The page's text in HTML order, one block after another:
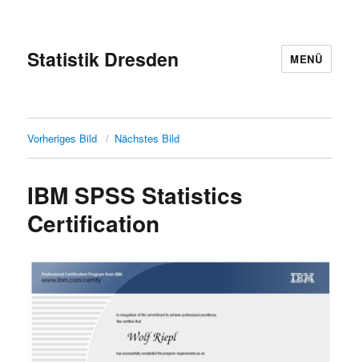
Statistik Dresden MENÜ
Vorheriges Bild Nächstes Bild
IBM SPSS Statistics
Certification